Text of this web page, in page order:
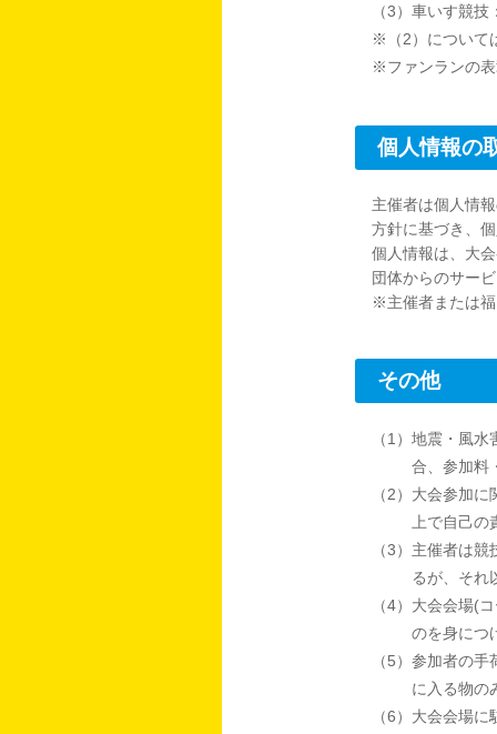
（3）車いす競
※（2）について
※ファンランの
個人情報の
主催者は個人情
方針に基づき、
個人情報は、大
団体からのサー
※主催者または
その他
（1）地震・風
合、参加料
（2）大会参加
上で自己
（3）主催者は
るが、それ
（4）大会会場(
のを身につ
（5）参加者の
に入る物の
（6）大会会場